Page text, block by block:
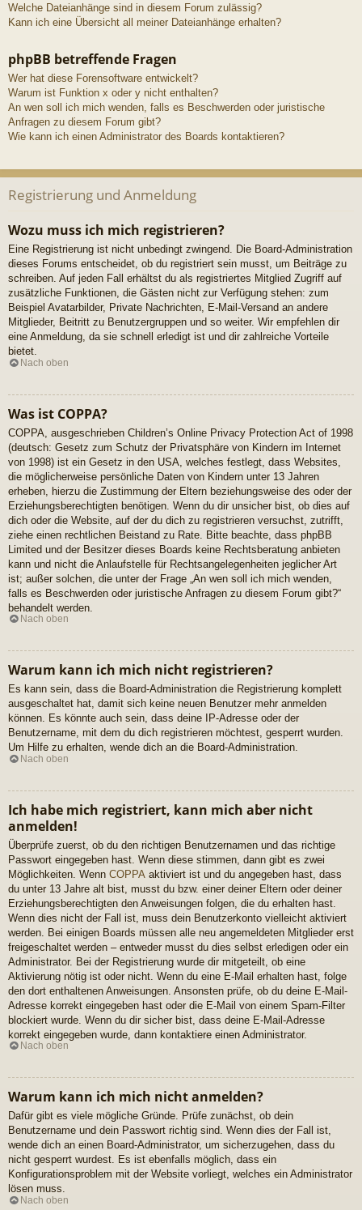
Welche Dateianhänge sind in diesem Forum zulässig?
Kann ich eine Übersicht all meiner Dateianhänge erhalten?
phpBB betreffende Fragen
Wer hat diese Forensoftware entwickelt?
Warum ist Funktion x oder y nicht enthalten?
An wen soll ich mich wenden, falls es Beschwerden oder juristische
Anfragen zu diesem Forum gibt?
Wie kann ich einen Administrator des Boards kontaktieren?
Registrierung und Anmeldung
Wozu muss ich mich registrieren?
Eine Registrierung ist nicht unbedingt zwingend. Die Board-Administration
dieses Forums entscheidet, ob du registriert sein musst, um Beiträge zu
schreiben. Auf jeden Fall erhältst du als registriertes Mitglied Zugriff auf
zusätzliche Funktionen, die Gästen nicht zur Verfügung stehen: zum
Beispiel Avatarbilder, Private Nachrichten, E-Mail-Versand an andere
Mitglieder, Beitritt zu Benutzergruppen und so weiter. Wir empfehlen dir
eine Anmeldung, da sie schnell erledigt ist und dir zahlreiche Vorteile
bietet.
Nach oben
Was ist COPPA?
COPPA, ausgeschrieben Children’s Online Privacy Protection Act of 1998
(deutsch: Gesetz zum Schutz der Privatsphäre von Kindern im Internet
von 1998) ist ein Gesetz in den USA, welches festlegt, dass Websites,
die möglicherweise persönliche Daten von Kindern unter 13 Jahren
erheben, hierzu die Zustimmung der Eltern beziehungsweise des oder der
Erziehungsberechtigten benötigen. Wenn du dir unsicher bist, ob dies auf
dich oder die Website, auf der du dich zu registrieren versuchst, zutrifft,
ziehe einen rechtlichen Beistand zu Rate. Bitte beachte, dass phpBB
Limited und der Besitzer dieses Boards keine Rechtsberatung anbieten
kann und nicht die Anlaufstelle für Rechtsangelegenheiten jeglicher Art
ist; außer solchen, die unter der Frage „An wen soll ich mich wenden,
falls es Beschwerden oder juristische Anfragen zu diesem Forum gibt?“
behandelt werden.
Nach oben
Warum kann ich mich nicht registrieren?
Es kann sein, dass die Board-Administration die Registrierung komplett
ausgeschaltet hat, damit sich keine neuen Benutzer mehr anmelden
können. Es könnte auch sein, dass deine IP-Adresse oder der
Benutzername, mit dem du dich registrieren möchtest, gesperrt wurden.
Um Hilfe zu erhalten, wende dich an die Board-Administration.
Nach oben
Ich habe mich registriert, kann mich aber nicht
anmelden!
Überprüfe zuerst, ob du den richtigen Benutzernamen und das richtige
Passwort eingegeben hast. Wenn diese stimmen, dann gibt es zwei
Möglichkeiten. Wenn COPPA aktiviert ist und du angegeben hast, dass
du unter 13 Jahre alt bist, musst du bzw. einer deiner Eltern oder deiner
Erziehungsberechtigten den Anweisungen folgen, die du erhalten hast.
Wenn dies nicht der Fall ist, muss dein Benutzerkonto vielleicht aktiviert
werden. Bei einigen Boards müssen alle neu angemeldeten Mitglieder erst
freigeschaltet werden – entweder musst du dies selbst erledigen oder ein
Administrator. Bei der Registrierung wurde dir mitgeteilt, ob eine
Aktivierung nötig ist oder nicht. Wenn du eine E-Mail erhalten hast, folge
den dort enthaltenen Anweisungen. Ansonsten prüfe, ob du deine E-Mail-
Adresse korrekt eingegeben hast oder die E-Mail von einem Spam-Filter
blockiert wurde. Wenn du dir sicher bist, dass deine E-Mail-Adresse
korrekt eingegeben wurde, dann kontaktiere einen Administrator.
Nach oben
Warum kann ich mich nicht anmelden?
Dafür gibt es viele mögliche Gründe. Prüfe zunächst, ob dein
Benutzername und dein Passwort richtig sind. Wenn dies der Fall ist,
wende dich an einen Board-Administrator, um sicherzugehen, dass du
nicht gesperrt wurdest. Es ist ebenfalls möglich, dass ein
Konfigurationsproblem mit der Website vorliegt, welches ein Administrator
lösen muss.
Nach oben